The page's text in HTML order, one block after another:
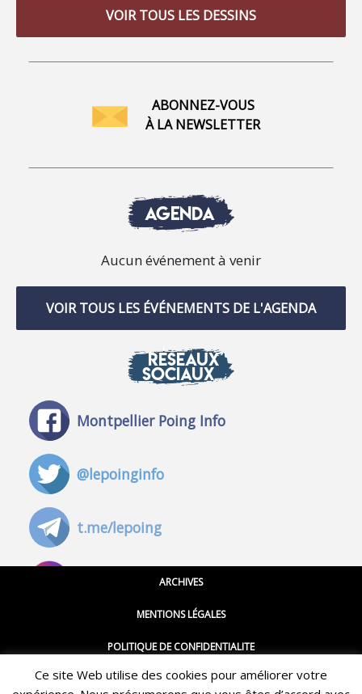
VOIR TOUS LES DESSINS
ABONNEZ-VOUS
À LA NEWSLETTER
AGENDA
Aucun événement à venir
VOIR TOUS LES ÉVÉNEMENTS DE L'AGENDA
RÉSEAUX
SOCIAUX
Montpellier Poing Info
@lepoinginfo
t.me/lepoing
@montpellierpoinginfo
@LePoingMontpellier
ARCHIVES
MENTIONS LÉGALES
POLITIQUE DE CONFIDENTIALITE
CGU
Ce site Web utilise des cookies pour améliorer votre